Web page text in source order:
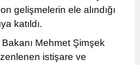
gelişmelerin ele alındığı
katıldı.
Mehmet Şimşek
istişare ve